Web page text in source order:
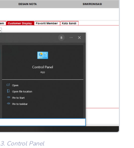
3. Control Panel